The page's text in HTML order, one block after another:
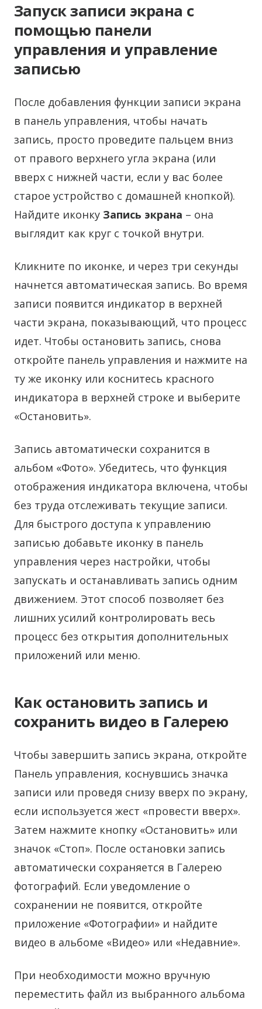
Запуск записи экрана с
помощью панели
управления и управление
записью
После добавления функции записи экрана
в панель управления, чтобы начать
запись, просто проведите пальцем вниз
от правого верхнего угла экрана (или
вверх с нижней части, если у вас более
старое устройство с домашней кнопкой).
Найдите иконку Запись экрана – она
выглядит как круг с точкой внутри.
Кликните по иконке, и через три секунды
начнется автоматическая запись. Во время
записи появится индикатор в верхней
части экрана, показывающий, что процесс
идет. Чтобы остановить запись, снова
откройте панель управления и нажмите на
ту же иконку или коснитесь красного
индикатора в верхней строке и выберите
«Остановить».
Запись автоматически сохранится в
альбом «Фото». Убедитесь, что функция
отображения индикатора включена, чтобы
без труда отслеживать текущие записи.
Для быстрого доступа к управлению
записью добавьте иконку в панель
управления через настройки, чтобы
запускать и останавливать запись одним
движением. Этот способ позволяет без
лишних усилий контролировать весь
процесс без открытия дополнительных
приложений или меню.
Как остановить запись и
сохранить видео в Галерею
Чтобы завершить запись экрана, откройте
Панель управления, коснувшись значка
записи или проведя снизу вверх по экрану,
если используется жест «провести вверх».
Затем нажмите кнопку «Остановить» или
значок «Стоп». После остановки запись
автоматически сохраняется в Галерею
фотографий. Если уведомление о
сохранении не появится, откройте
приложение «Фотографии» и найдите
видео в альбоме «Видео» или «Недавние».
При необходимости можно вручную
переместить файл из выбранного альбома